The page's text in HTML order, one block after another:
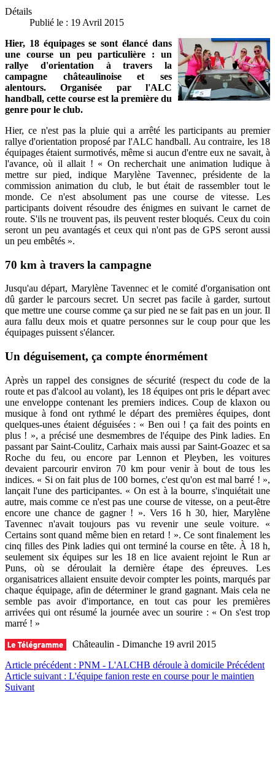
Détails
Publié le : 19 Avril 2015
Hier, 18 équipages se sont élancé dans
une course un peu particulière : un
rallye d'orientation à travers la
campagne châteaulinoise et ses
alentours. Organisée par l'ALC
handball, cette course est la première du
genre pour le club.
Hier, ce n'est pas la pluie qui a arrêté les participants au premier
rallye d'orientation proposé par l'ALC handball. Au contraire, les 18
équipages étaient surmotivés, même si aucun d'entre eux ne savait, à
l'avance, où il allait ! « On recherchait une animation ludique à
mettre sur pied, indique Marylène Tavennec, présidente de la
commission animation du club, le but était de rassembler tout le
monde. Ce n'est absolument pas une course de vitesse. Les
participants doivent résoudre des énigmes en suivant le carnet de
route. S'ils ne trouvent pas, ils peuvent rester bloqués. Ceux du coin
seront un peu avantagés et ceux qui n'ont pas de GPS seront aussi
un peu embêtés ».
70 km à travers la campagne
Jusqu'au départ, Marylène Tavennec et le comité d'organisation ont
dû garder le parcours secret. Un secret pas facile à garder, surtout
que mettre une course comme ça sur pied ne se fait pas en un jour. Il
aura fallu deux mois et quatre personnes sur le coup pour que les
équipages puissent s'élancer.
Un déguisement, ça compte énormément
Après un rappel des consignes de sécurité (respect du code de la
route et pas d'alcool au volant), les 18 équipes ont pris le départ avec
une enveloppe contenant les premiers indices. Coup de klaxon ou
musique à fond ont rythmé le départ des premières équipes, dont
quelques-unes étaient déguisées : « Ben oui ! ça fait des points en
plus ! », a précisé une desmembres de l'équipe des Pink ladies. En
passant par Saint-Coulitz, Carhaix mais aussi par Saint-Goazec et sa
Roche du feu, ou encore par Lennon et Pleyben, les voitures
devaient parcourir environ 70 km pour venir à bout de tous les
indices. « Si on fait plus de 100 bornes, c'est qu'on est mal barré ! »,
lançait l'une des participantes. « On est à la bourre, s'inquiétait une
autre, mais comme ce n'est pas une course de vitesse, on a peut-être
encore une chance de gagner ! ». Vers 16 h 30, hier, Marylène
Tavennec n'avait toujours pas vu revenir une seule voiture. «
Certains sont quand même bien en retard ! ». Ce sont finalement les
cinq filles des Pink ladies qui ont terminé la course en tête. À 18 h,
seulement six équipes sur les 18 en lice avaient rejoint le Run ar
Puns, où se déroulait la dernière étape des épreuves. Les
organisatrices allaient ensuite devoir compter les points, marqués par
chaque équipage, afin de déterminer le grand gagnant. Mais cela ne
semble pas avoir d'importance, en tout cas pour les premières
arrivées qui ont résumé la journée avec un sourire : « On s'est trop
marré ! »
Châteaulin - Dimanche 19 avril 2015
Article précédent : PNM - L'ALCHB déroule à domicile Précédent
Article suivant : L'équipe fanion reste en course pour le maintien
Suivant